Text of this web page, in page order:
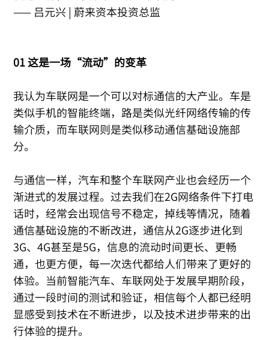
—— 吕元兴 | 蔚来资本投资总监
01 这是一场“流动”的变革
我认为车联网是一个可以对标通信的大产业。车是
类似手机的智能终端，路是类似光纤网络传输的传
输介质，而车联网则是类似移动通信基础设施部
分。
与通信一样，汽车和整个车联网产业也会经历一个
渐进式的发展过程。过去我们在2G网络条件下打电
话时，经常会出现信号不稳定，掉线等情况，随着
通信基础设施的不断改进，通信从2G逐步进化到
3G、4G甚至是5G，信息的流动时间更长、更畅
通，也更方便，每一次迭代都给人们带来了更好的
体验。当前智能汽车、车联网处于发展早期阶段，
通过一段时间的测试和验证，相信每个人都已经明
显感受到技术在不断进步，以及技术进步带来的出
行体验的提升。